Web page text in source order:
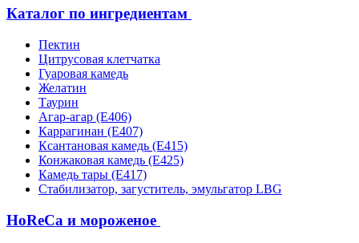
Каталог по ингредиентам
Пектин
Цитрусовая клетчатка
Гуаровая камедь
Желатин
Таурин
Агар-агар (Е406)
Каррагинан (Е407)
Ксантановая камедь (Е415)
Конжаковая камедь (Е425)
Камедь тары (Е417)
Стабилизатор, загуститель, эмульгатор LBG
HoReCa и мороженое